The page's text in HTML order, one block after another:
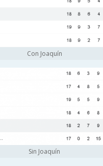
Con Joaquín
Sin Joaquín